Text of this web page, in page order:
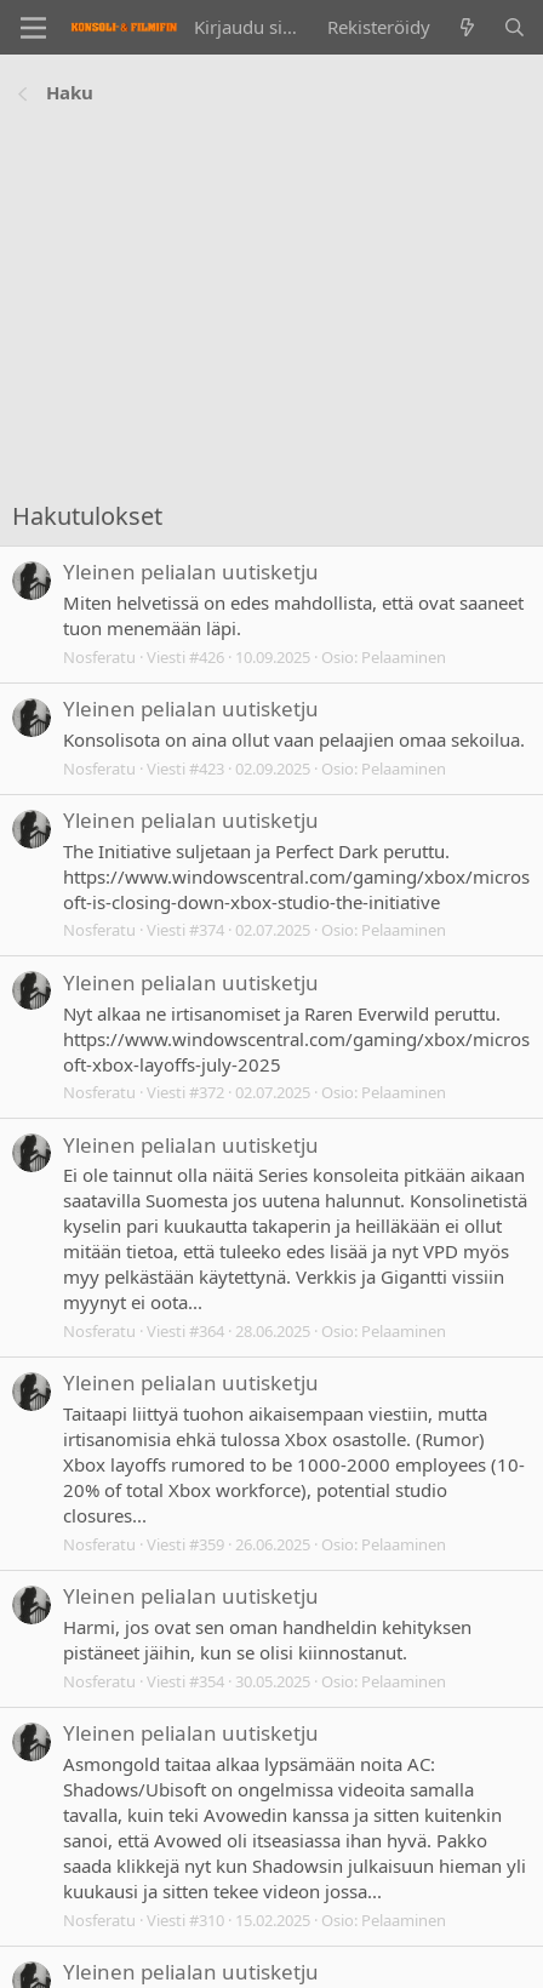
Kirjaudu sisään Rekisteröidy
Haku
Hakutulokset
Yleinen pelialan uutisketju
Miten helvetissä on edes mahdollista, että ovat saaneet
tuon menemään läpi.
Nosferatu Viesti #426 10.09.2025 Osio: Pelaaminen
Yleinen pelialan uutisketju
Konsolisota on aina ollut vaan pelaajien omaa sekoilua.
Nosferatu Viesti #423 02.09.2025 Osio: Pelaaminen
Yleinen pelialan uutisketju
The Initiative suljetaan ja Perfect Dark peruttu.
https://www.windowscentral.com/gaming/xbox/micros
oft-is-closing-down-xbox-studio-the-initiative
Nosferatu Viesti #374 02.07.2025 Osio: Pelaaminen
Yleinen pelialan uutisketju
Nyt alkaa ne irtisanomiset ja Raren Everwild peruttu.
https://www.windowscentral.com/gaming/xbox/micros
oft-xbox-layoffs-july-2025
Nosferatu Viesti #372 02.07.2025 Osio: Pelaaminen
Yleinen pelialan uutisketju
Ei ole tainnut olla näitä Series konsoleita pitkään aikaan
saatavilla Suomesta jos uutena halunnut. Konsolinetistä
kyselin pari kuukautta takaperin ja heilläkään ei ollut
mitään tietoa, että tuleeko edes lisää ja nyt VPD myös
myy pelkästään käytettynä. Verkkis ja Gigantti vissiin
myynyt ei oota...
Nosferatu Viesti #364 28.06.2025 Osio: Pelaaminen
Yleinen pelialan uutisketju
Taitaapi liittyä tuohon aikaisempaan viestiin, mutta
irtisanomisia ehkä tulossa Xbox osastolle. (Rumor)
Xbox layoffs rumored to be 1000-2000 employees (10-
20% of total Xbox workforce), potential studio
closures...
Nosferatu Viesti #359 26.06.2025 Osio: Pelaaminen
Yleinen pelialan uutisketju
Harmi, jos ovat sen oman handheldin kehityksen
pistäneet jäihin, kun se olisi kiinnostanut.
Nosferatu Viesti #354 30.05.2025 Osio: Pelaaminen
Yleinen pelialan uutisketju
Asmongold taitaa alkaa lypsämään noita AC:
Shadows/Ubisoft on ongelmissa videoita samalla
tavalla, kuin teki Avowedin kanssa ja sitten kuitenkin
sanoi, että Avowed oli itseasiassa ihan hyvä. Pakko
saada klikkejä nyt kun Shadowsin julkaisuun hieman yli
kuukausi ja sitten tekee videon jossa...
Nosferatu Viesti #310 15.02.2025 Osio: Pelaaminen
Yleinen pelialan uutisketju